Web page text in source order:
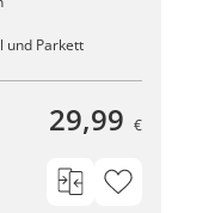
und Parkett
29,99 €